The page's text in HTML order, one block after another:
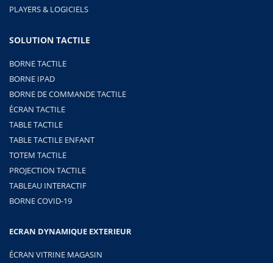
PLAYERS & LOGICIELS
SOLUTION TACTILE
BORNE TACTILE
BORNE IPAD
BORNE DE COMMANDE TACTILE
ÉCRAN TACTILE
TABLE TACTILE
TABLE TACTILE ENFANT
TOTEM TACTILE
PROJECTION TACTILE
TABLEAU INTERACTIF
BORNE COVID-19
ECRAN DYNAMIQUE EXTERIEUR
ÉCRAN VITRINE MAGASIN